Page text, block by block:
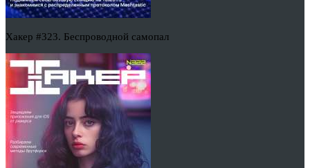
Хакер #323. Беспроводной самопал